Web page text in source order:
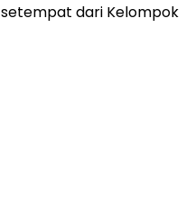
setempat dari Kelompok